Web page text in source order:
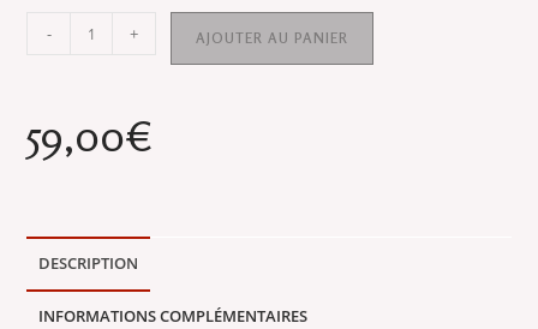
quantité
:
sans
armature
dentelle
- + AJOUTER AU PANIER
59,00€
DESCRIPTION
INFORMATIONS COMPLÉMENTAIRES